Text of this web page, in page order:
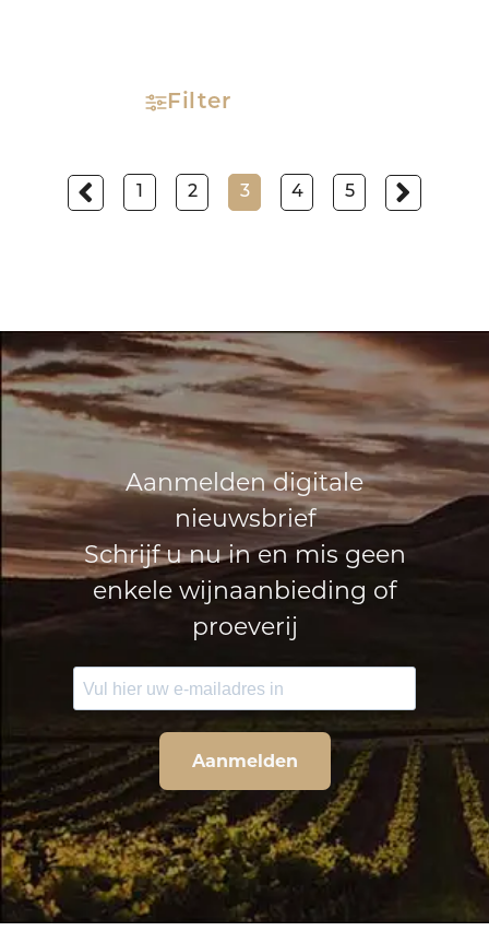
Filter
2 3 4 5
Aanmelden digitale
nieuwsbrief
Schrijf u nu in en mis geen
enkele wijnaanbieding of
proeverij
Aanmelden